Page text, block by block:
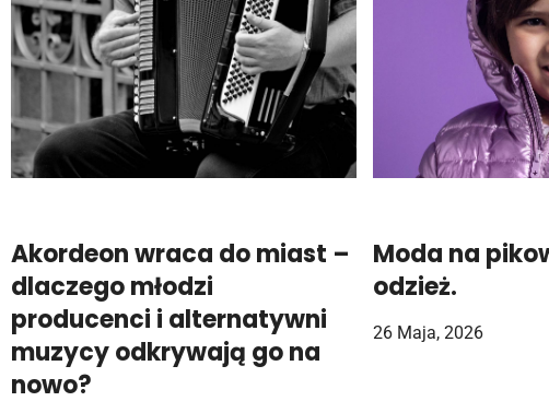
Akordeon wraca do miast –
dlaczego młodzi
producenci i alternatywni
muzycy odkrywają go na
nowo?
Moda na
odzież.
26 Maja, 2026